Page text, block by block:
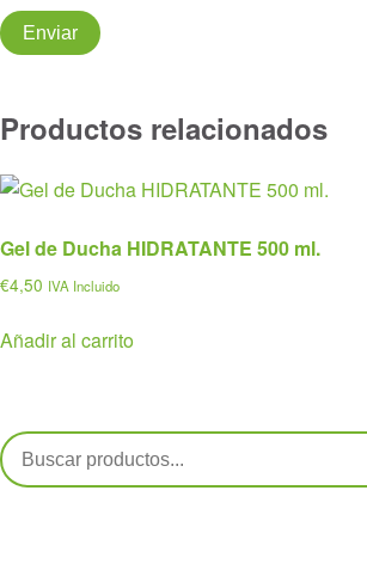
Productos relacionados
Gel de Ducha HIDRATANTE 500 ml.
€4,50 IVA Incluido
Añadir al carrito
Buscar